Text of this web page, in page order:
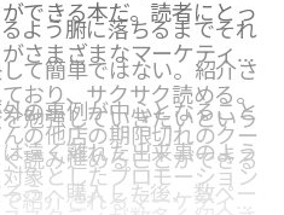
よう腑に落ちるまでそれ
て簡単ではない。紹介さ
の事例が中心となること
遠く離れた出来事のよう
う。購入した後、数ペー
できる本だ。読者にとっ
さまざまなマーケティン
おり、サクサク読める。
の他店の期限切れのクー
象としたプロモーション
勉強していきたいという
読み進めることができる
紹介されるマーケティン